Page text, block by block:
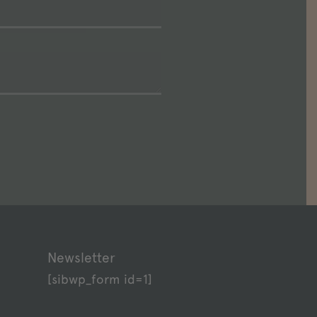
Newsletter
[sibwp_form id=1]